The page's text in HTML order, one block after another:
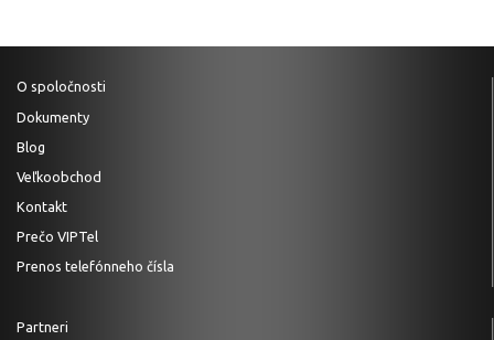
O spoločnosti
Dokumenty
Blog
Veľkoobchod
Kontakt
Prečo VIPTel
Prenos telefónneho čísla
Partneri